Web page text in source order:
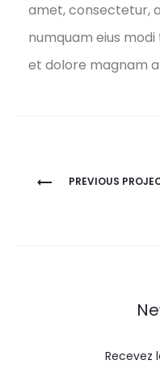
amet, consectetur,
numquam eius
et dolore magnam
Project
PREVIOUS
Recevez